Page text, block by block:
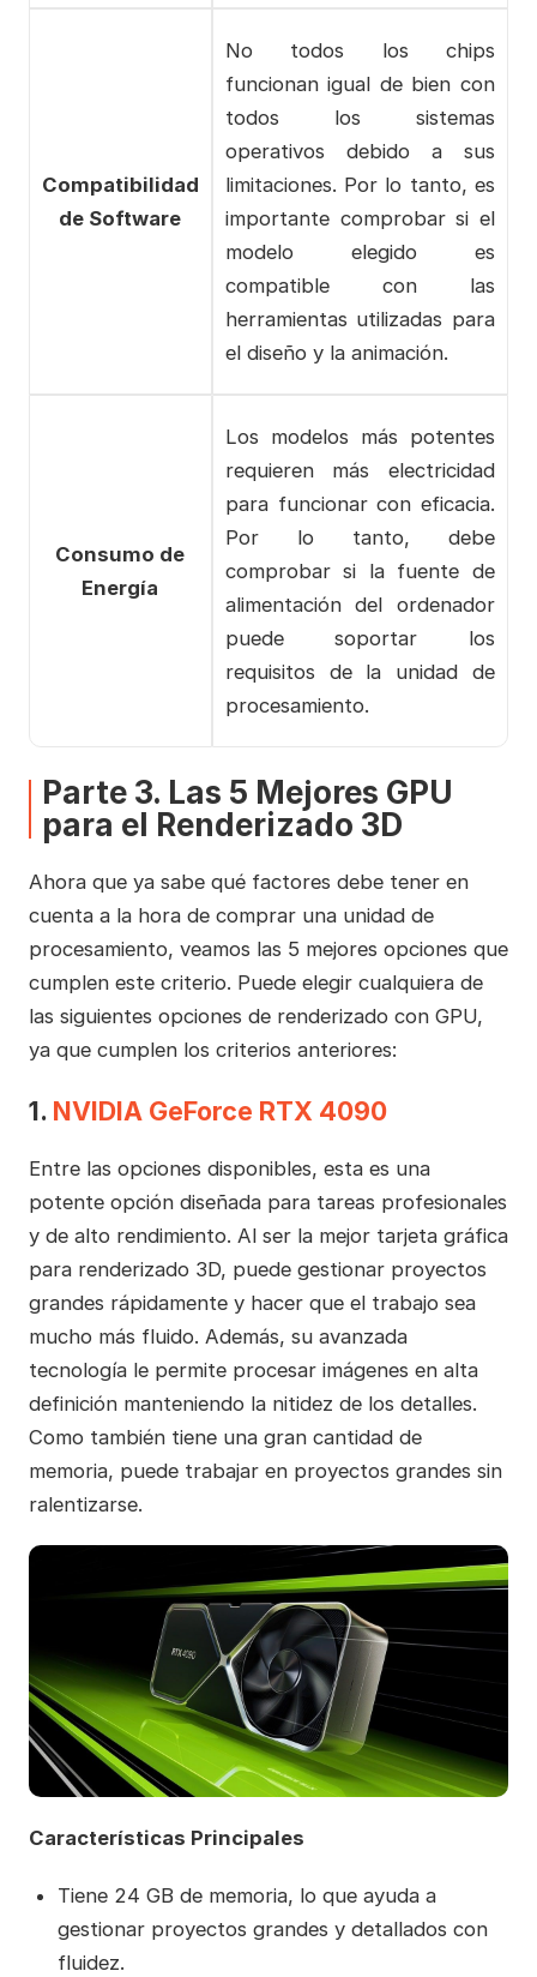
Compatibilidad
de Software
No todos los chips
funcionan igual de bien con
todos los sistemas
operativos debido a sus
limitaciones. Por lo tanto, es
importante comprobar si el
modelo elegido es
compatible con las
herramientas utilizadas para
el diseño y la animación.
Consumo de
Energía
Los modelos más potentes
requieren más electricidad
para funcionar con eficacia.
Por lo tanto, debe
comprobar si la fuente de
alimentación del ordenador
puede soportar los
requisitos de la unidad de
procesamiento.
Parte 3. Las 5 Mejores GPU
para el Renderizado 3D
Ahora que ya sabe qué factores debe tener en
cuenta a la hora de comprar una unidad de
procesamiento, veamos las 5 mejores opciones que
cumplen este criterio. Puede elegir cualquiera de
las siguientes opciones de renderizado con GPU,
ya que cumplen los criterios anteriores:
1. NVIDIA GeForce RTX 4090
Entre las opciones disponibles, esta es una
potente opción diseñada para tareas profesionales
y de alto rendimiento. Al ser la mejor tarjeta gráfica
para renderizado 3D, puede gestionar proyectos
grandes rápidamente y hacer que el trabajo sea
mucho más fluido. Además, su avanzada
tecnología le permite procesar imágenes en alta
definición manteniendo la nitidez de los detalles.
Como también tiene una gran cantidad de
memoria, puede trabajar en proyectos grandes sin
ralentizarse.
Características Principales
Tiene 24 GB de memoria, lo que ayuda a
gestionar proyectos grandes y detallados con
fluidez.